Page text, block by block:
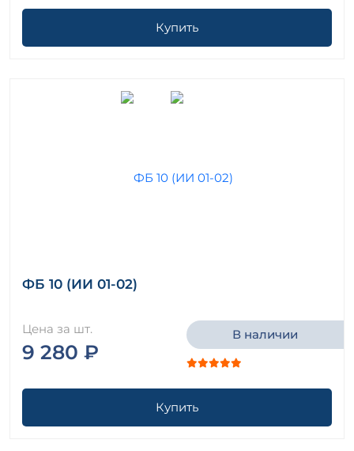
Купить
ФБ 10 (ИИ 01-02)
Цена за шт.
9 280 ₽
В наличии
Купить